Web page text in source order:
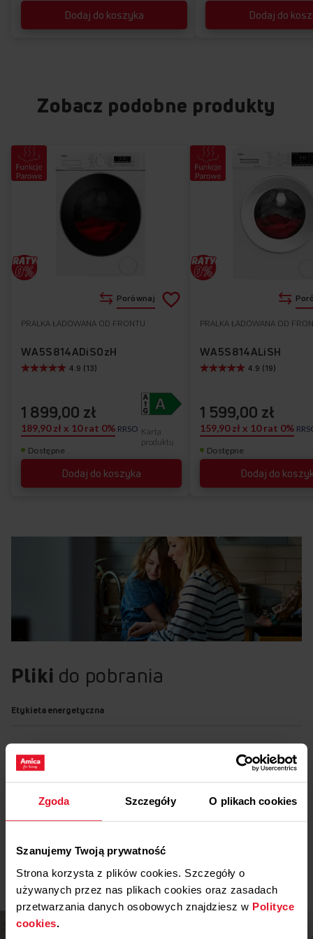
Zgoda Szczegóły O plikach cookies
Szanujemy Twoją prywatność
Strona korzysta z plików cookies. Szczegóły o
używanych przez nas plikach cookies oraz zasadach
przetwarzania danych osobowych znajdziesz w Polityce
cookies.
Dodaj do koszyka Dodaj do
Zobacz podobne produkty
Dostępne
PRALKA ŁADOWANA OD FRONTU
WA5S814ADiSOzH
Dodaj do koszyka
4.9 (13)
Karta
produktu
1 899,00 zł
189,90 zł x 10 rat 0% RRSO
Porównaj Dodaj
ulubionych
Dostępne
PRALKA ŁADOWANA OD
WA5S814ALiSH
Dodaj do
4.9 (19)
1 599,00 zł
159,90 zł x 10 rat 0%
Pliki do pobrania
Etykieta energetyczna
Etykieta energetyczna Pobierz
Karta produktu
Karta produktu
Instrukcja użytkownika
Pokaż więcej